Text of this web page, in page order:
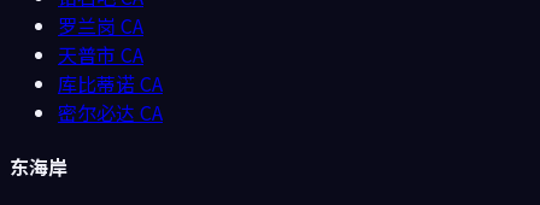
罗兰岗 CA
天普市 CA
库比蒂诺CA
密尔必达 CA
东海岸